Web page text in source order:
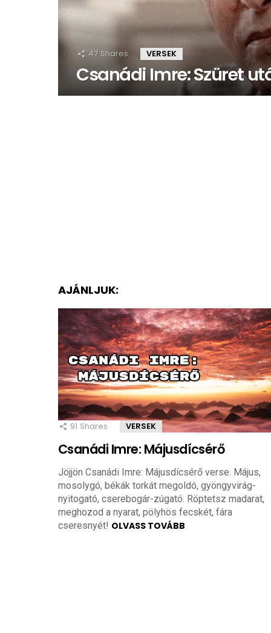
47 Shares VERSEK
Csanádi Imre: Szüret
AJÁNLJUK:
91 Shares VERSEK
Csanádi Imre: Májusdícsérő
Jöjjön Csanádi Imre: Májusdícsérő verse. Május,
mosolygó, békák torkát megoldó, gyöngyvirág-
nyitogató, cserebogár-zúgató. Röptetsz madarat,
meghozod a nyarat, pölyhös fecskét, fára
cseresnyét! OLVASS TOVÁBB